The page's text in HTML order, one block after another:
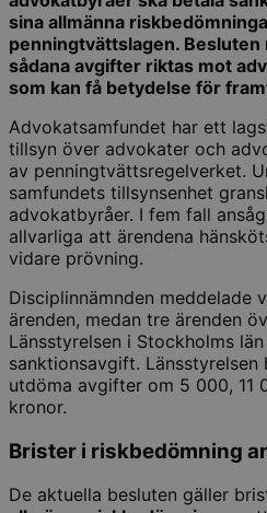
sina allmänna
penningtvättslagen.
sådana avgifter riktas mot
som kan få betydelse för
Advokatsamfundet har ett
tillsyn över advokater och
av penningtvättsregelverket.
samfundets tillsynsenhet
advokatbyråer. I fem fall
allvarliga att ärendena
vidare prövning.
Disciplinnämnden meddelade
ärenden, medan tre ärenden
Länsstyrelsen i Stockholms
sanktionsavgift. Länsstyrelsen
utdöma avgifter om 5 000, 11
kronor.
Brister i riskbedömning
De aktuella besluten gäller